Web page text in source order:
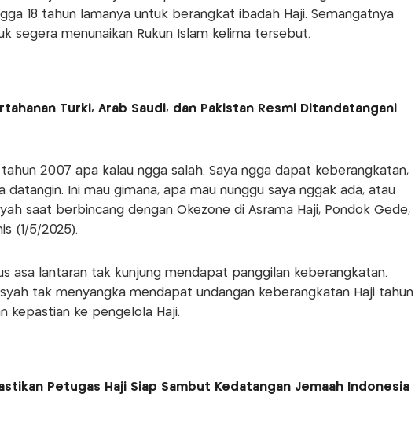
18 tahun lamanya untuk berangkat ibadah Haji. Semangatnya
segera menunaikan Rukun Islam kelima tersebut.
Turki, Arab Saudi, dan Pakistan Resmi Ditandatangani
2007 apa kalau ngga salah. Saya ngga dapat keberangkatan,
datangin. Ini mau gimana, apa mau nunggu saya nggak ada, atau
saat berbincang dengan Okezone di Asrama Haji, Pondok Gede,
(1/5/2025).
asa lantaran tak kunjung mendapat panggilan keberangkatan.
tak menyangka mendapat undangan keberangkatan Haji tahun
kepastian ke pengelola Haji.
Petugas Haji Siap Sambut Kedatangan Jemaah Indonesia